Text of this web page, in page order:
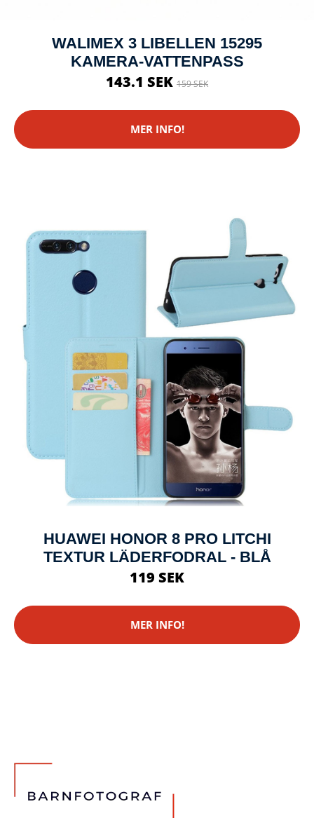
WALIMEX 3 LIBELLEN 15295
KAMERA-VATTENPASS
143.1 SEK 159 SEK
MER INFO!
HUAWEI HONOR 8 PRO LITCHI
TEXTUR LÄDERFODRAL - BLÅ
119 SEK
MER INFO!